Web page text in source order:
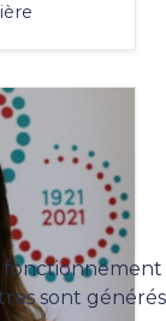
fonctionnement
sont générés